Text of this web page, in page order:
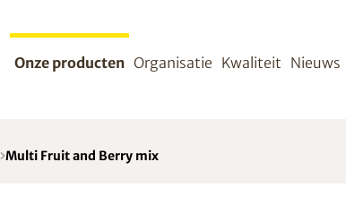
Onze producten Organisatie Kwaliteit Nieuws
Multi Fruit and Berry mix